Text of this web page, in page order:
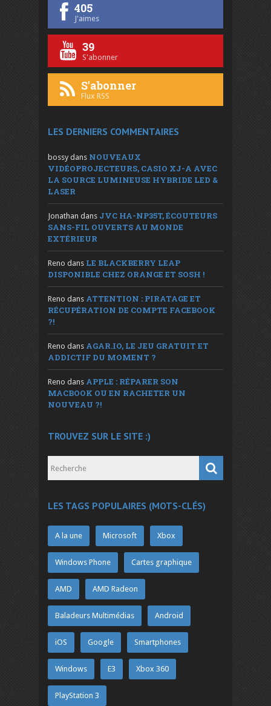
405
J'aimes
39
S'abonner
S'abonner
Flux RSS
LES DERNIERS COMMENTAIRES
bossy dans NOUVEAUX
VIDÉOPROJECTEURS, CASIO XJ-A AVEC
LA SOURCE LUMINEUSE HYBRIDE LED &
LASER
Jonathan dans JVC HA-NP35T, ÉCOUTEURS
SANS-FIL OUVERTS AU MONDE
EXTÉRIEUR
Reno dans LE BLACKBERRY LEAP
DISPONIBLE CHEZ ORANGE ET SOSH !
Reno dans ATTENTION : PIRATAGE ET
RÉCUPÉRATION DE COMPTE FACEBOOK
?!
Reno dans AGAR.IO, LE JEU GRATUIT ET
ADDICTIF DU MOMENT ?
Reno dans APPLE : RÉPARER SON
MACBOOK OU EN RACHETER UN
NOUVEAU ?!
TROUVEZ SUR LE SITE :)
LES TAGS POPULAIRES (MOTS-CLÉS)
A la une Microsoft Xbox
Windows Phone Cartes graphique
AMD AMD Radeon
Baladeurs Multimédias Android
iOS Google Smartphones
Windows E3 Xbox 360
PlayStation 3